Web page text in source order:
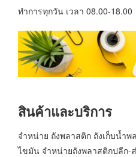
ทำการทุกวัน เวลา 08.00-18.00
สินค้าและบริการ
จำหน่าย ถังพลาสติก ถังเก็บน้ำ
ไขมัน จำหน่ายถังพลาสติกปลีก-